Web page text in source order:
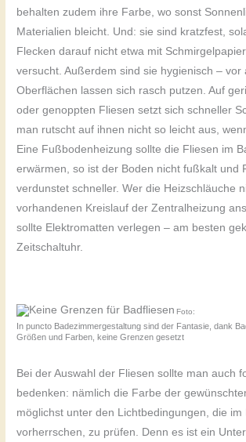
behalten zudem ihre Farbe, wo sonst
Materialien bleicht. Und: sie sind kratzfest,
Flecken darauf nicht etwa mit
versucht. Außerdem sind sie hygienisch – vor
Oberflächen lassen sich rasch putzen. Auf
oder genoppten Fliesen setzt sich schneller
man rutscht auf ihnen nicht so leicht aus,
Eine Fußbodenheizung sollte die Fliesen im
erwärmen, so ist der Boden nicht fußkalt und
verdunstet schneller. Wer die Heizschläuche
vorhandenen Kreislauf der Zentralheizung
sollte Elektromatten verlegen – am besten
Zeitschaltuhr.
Foto:
In puncto Badezimmergestaltung sind der Fantasie, dank
Größen und Farben, keine Grenzen gesetzt
Bei der Auswahl der Fliesen sollte man auch
bedenken: nämlich die Farbe der
möglichst unter den Lichtbedingungen, die im
vorherrschen, zu prüfen. Denn es ist ein